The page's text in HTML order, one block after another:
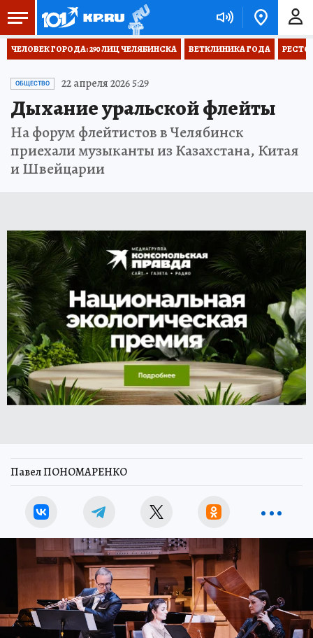
ЧЕЛОВЕК ГОРОДА: 290 ЛИЦ ЧЕЛЯБИНСКА ВЕТКЛИНИКА ГОДА
ОБЩЕСТВО 22 апреля 2026 5:29
Дыхание уральской флейты
На форум флейтистов в Челябинск
приехали музыканты из Казахстана, Китая
и Швейцарии
Павел ПОНОМАРЕНКО